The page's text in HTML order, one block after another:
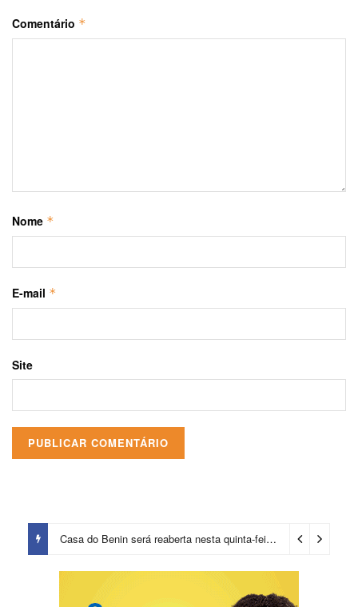
Comentário *
Nome *
E-mail *
Site
Casa do Benin será reaberta nesta quinta-feira (6) 2 dias ago